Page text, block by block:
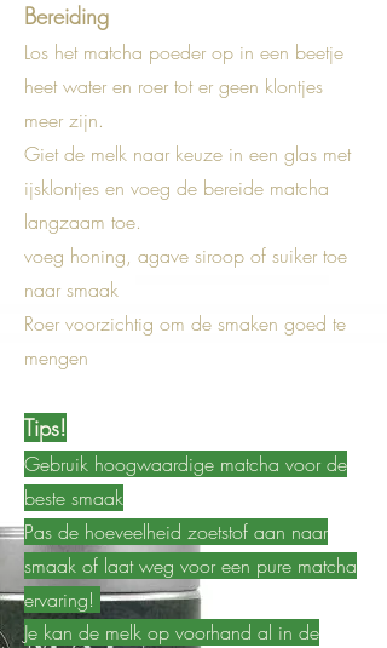
Bereiding
Los het matcha poeder op in een beetje
heet water en roer tot er geen klontjes
meer zijn.
Giet de melk naar keuze in een glas met
ijsklontjes en voeg de bereide matcha
langzaam toe.
voeg honing, agave siroop of suiker toe
naar smaak
Roer voorzichtig om de smaken goed te
mengen
Tips!
Gebruik hoogwaardige matcha voor de
beste smaak
Pas de hoeveelheid zoetstof aan naar
smaak of laat weg voor een pure matcha
ervaring!
Je kan de melk op voorhand al in de